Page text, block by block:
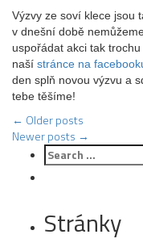
Výzvy ze soví klece jsou
v dnešní době
uspořádat akci tak
naší stránce na
den splň novou výzvu a
tebe těšíme!
Post
navigation
← Older posts
Newer posts →
Search
for:
Stránky